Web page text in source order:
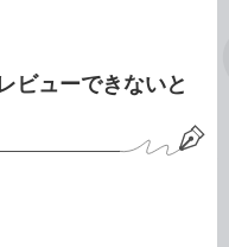
ビューできないと